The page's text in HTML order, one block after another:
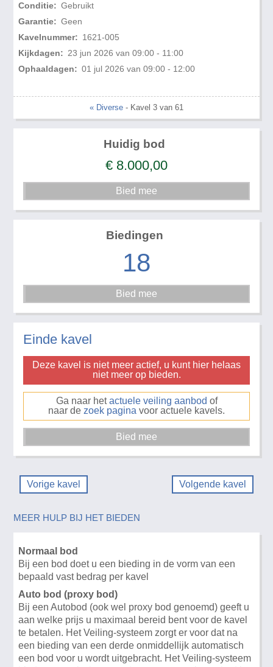
Conditie: Gebruikt
Garantie: Geen
Kavelnummer: 1621-005
Kijkdagen: 23 jun 2026 van 09:00 - 11:00
Ophaaldagen: 01 jul 2026 van 09:00 - 12:00
« Diverse - Kavel 3 van 61
Huidig bod
€ 8.000,00
Biedingen
18
Einde kavel
Deze kavel is niet meer actief, u kunt hier helaas
niet meer op bieden.
Ga naar hetactuele veiling aanbod of
naar de zoek pagina voor actuele kavels.
Vorige kavel Volgende kavel
MEER HULP BIJ HET BIEDEN
Normaal bod
Bij een bod doet u een bieding in de vorm van een
bepaald vast bedrag per kavel
Auto bod (proxy bod)
Bij een Autobod (ook wel proxy bod genoemd) geeft u
aan welke prijs u maximaal bereid bent voor de kavel
te betalen. Het Veiling-systeem zorgt er voor dat na
een bieding van een derde onmiddellijk automatisch
een bod voor u wordt uitgebracht. Het Veiling-systeem